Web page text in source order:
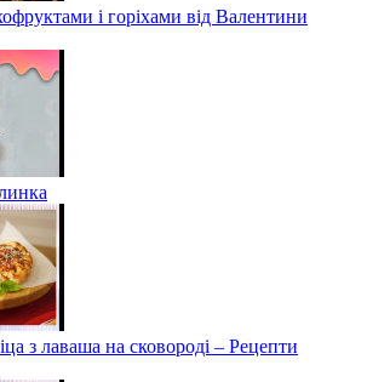
і горіхами від Валентини
з лаваша на сковороді – Рецепти